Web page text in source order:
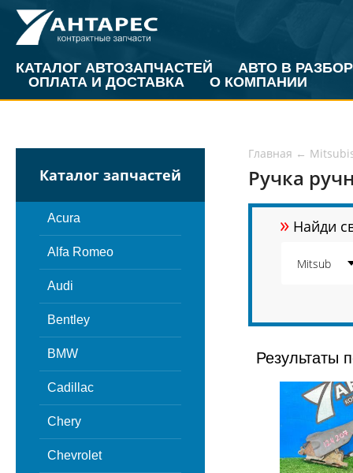
КАТАЛОГ АВТОЗАПЧАСТЕЙ
АВТО В РАЗБОР
ОПЛАТА И ДОСТАВКА
О КОМПАНИИ
Каталог запчастей
Acura
Alfa Romeo
Audi
Bentley
BMW
Cadillac
Chery
Chevrolet
Главная ←
Ручка
» Найди
Результаты